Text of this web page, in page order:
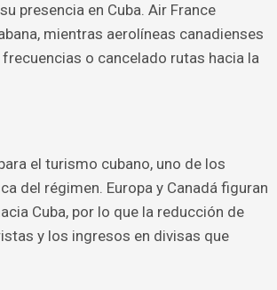
presencia en Cuba. Air France
mientras aerolíneas canadienses
o cancelado rutas hacia la
el turismo cubano, uno de los
del régimen. Europa y Canadá figuran
Cuba, por lo que la reducción de
y los ingresos en divisas que